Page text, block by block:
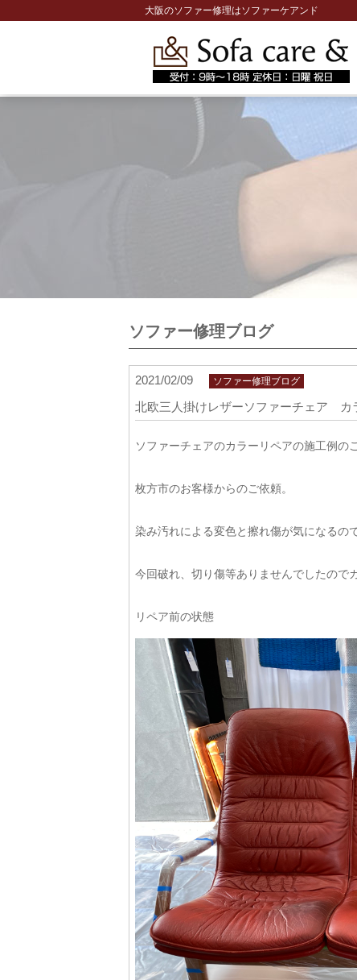
大阪のソファー修理はソファーケアンド
ソファー修理ブログ
2021/02/09 ソファー修理ブログ
北欧三人掛けレザーソファーチェア カ
ソファーチェアのカラーリペアの施工例の
枚方市のお客様からのご依頼。
染み汚れによる変色と擦れ傷が気になるの
今回破れ、切り傷等ありませんでしたので
リペア前の状態